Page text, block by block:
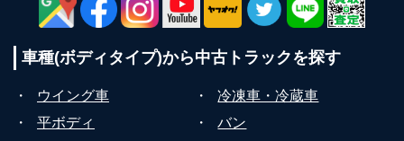
車種(ボディタイプ)から中古トラックを探す
・ ウイング車 ・
冷凍車・冷蔵車
・
平ボディ ・
バン